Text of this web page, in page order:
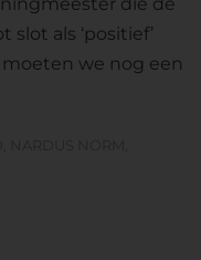
als ‘positief’
we nog een